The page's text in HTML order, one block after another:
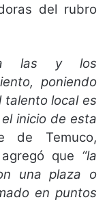
del rubro
a las y los
poniendo
talento local es
inicio de esta
de Temuco,
que “la
una plaza o
en puntos